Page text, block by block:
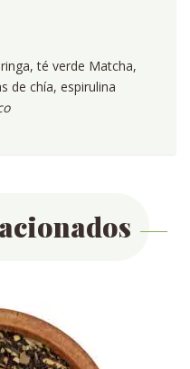
té verde Matcha,
de chía, espirulina